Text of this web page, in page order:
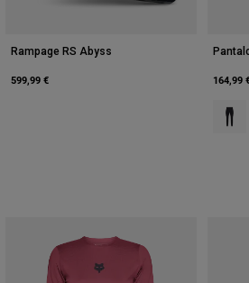
Rampage RS Abyss
599,99 € 164,99